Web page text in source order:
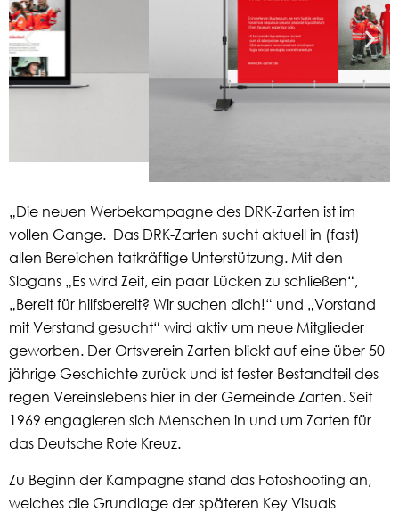
„Die neuen Werbekampagne des DRK-Zarten ist im
vollen Gange. Das DRK-Zarten sucht aktuell in (fast)
allen Bereichen tatkräftige Unterstützung. Mit den
Slogans „Es wird Zeit, ein paar Lücken zu schließen“,
„Bereit für hilfsbereit? Wir suchen dich!“ und „Vorstand
mit Verstand gesucht“ wird aktiv um neue Mitglieder
geworben. Der Ortsverein Zarten blickt auf eine über 50
jährige Geschichte zurück und ist fester Bestandteil des
regen Vereinslebens hier in der Gemeinde Zarten. Seit
1969 engagieren sich Menschen in und um Zarten für
das Deutsche Rote Kreuz.
Zu Beginn der Kampagne stand das Fotoshooting an,
welches die Grundlage der späteren Key Visuals